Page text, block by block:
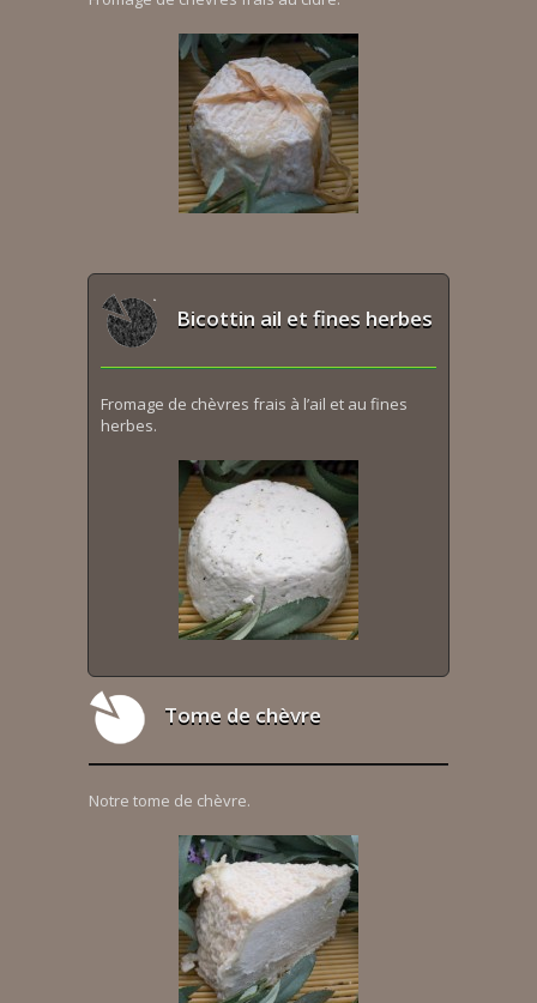
Bicottin ail et fines herbes
Fromage de chèvres frais à l’ail et au fines
herbes.
Tome de chèvre
Notre tome de chèvre.